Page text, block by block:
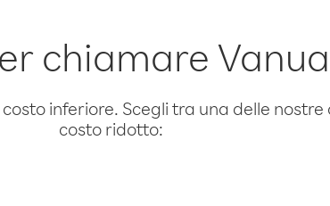
chiamare
inferiore. Scegli tra una delle
costo ridotto: